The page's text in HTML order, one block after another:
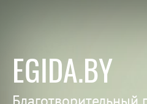
EGIDA.BY